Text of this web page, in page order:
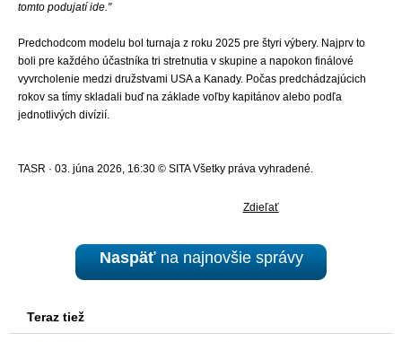
tomto podujatí ide."
Predchodcom modelu bol turnaja z roku 2025 pre štyri výbery. Najprv to
boli pre každého účastníka tri stretnutia v skupine a napokon finálové
vyvrcholenie medzi družstvami USA a Kanady. Počas predchádzajúcich
rokov sa tímy skladali buď na základe voľby kapitánov alebo podľa
jednotlivých divízií.
TASR · 03. júna 2026, 16:30 © SITA Všetky práva vyhradené.
Zdieľať
Naspäťna najnovšie správy
Teraz tiež